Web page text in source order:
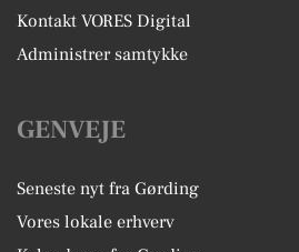
Kontakt VORES Digital
Administrer samtykke
GENVEJE
Seneste nyt fra Gørding
Vores lokale erhverv